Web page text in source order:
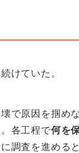
けていた。
で原因を掴め
各工程で何を
調査を進める